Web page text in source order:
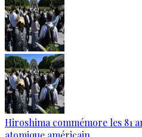
Hiroshima commémore les 81